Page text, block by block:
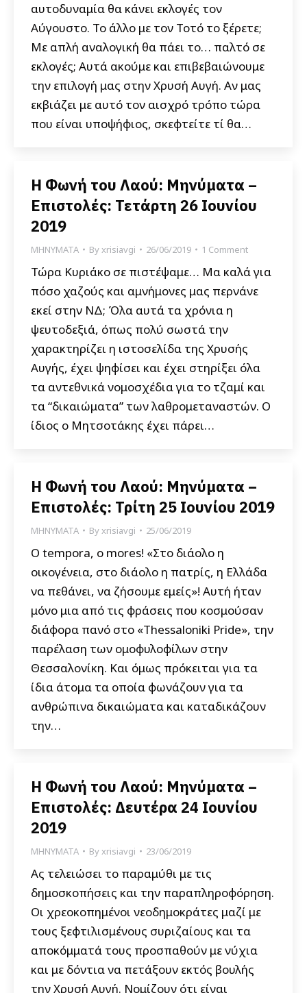
αυτοδυναμία θα κάνει εκλογές τον
Αύγουστο. Το άλλο με τον Τοτό το ξέρετε;
Με απλή αναλογική θα πάει το… παλτό σε
εκλογές; Αυτά ακούμε και επιβεβαιώνουμε
την επιλογή μας στην Χρυσή Αυγή. Αν μας
εκβιάζει με αυτό τον αισχρό τρόπο τώρα
που είναι υποψήφιος, σκεφτείτε τί θα…
Η Φωνή του Λαού: Μηνύματα –
Επιστολές: Τετάρτη 26 Ιουνίου
2019
ΜΗΝΥΜΑΤΑ Byxrisiavgi 26/06/2019 1 Comment
Τώρα Κυριάκο σε πιστέψαμε… Μα καλά για
πόσο χαζούς και αμνήμονες μας περνάνε
εκεί στην ΝΔ; Όλα αυτά τα χρόνια η
ψευτοδεξιά, όπως πολύ σωστά την
χαρακτηρίζει η ιστοσελίδα της Χρυσής
Αυγής, έχει ψηφίσει και έχει στηρίξει όλα
τα αντεθνικά νομοσχέδια για το τζαμί και
τα “δικαιώματα” των λαθρομεταναστών. Ο
ίδιος ο Μητσοτάκης έχει πάρει…
Η Φωνή του Λαού: Μηνύματα –
Επιστολές: Τρίτη 25 Ιουνίου 2019
ΜΗΝΥΜΑΤΑ Byxrisiavgi 25/06/2019
O tempora, o mores! «Στο διάολο η
οικογένεια, στο διάολο η πατρίς, η Ελλάδα
να πεθάνει, να ζήσουμε εμείς»! Αυτή ήταν
μόνο μια από τις φράσεις που κοσμούσαν
διάφορα πανό στο «Thessaloniki Pride», την
παρέλαση των ομοφυλοφίλων στην
Θεσσαλονίκη. Και όμως πρόκειται για τα
ίδια άτομα τα οποία φωνάζουν για τα
ανθρώπινα δικαιώματα και καταδικάζουν
την…
Η Φωνή του Λαού: Μηνύματα –
Επιστολές: Δευτέρα 24 Ιουνίου
2019
ΜΗΝΥΜΑΤΑ Byxrisiavgi 23/06/2019
Ας τελειώσει το παραμύθι με τις
δημοσκοπήσεις και την παραπληροφόρηση.
Οι χρεοκοπημένοι νεοδημοκράτες μαζί με
τους ξεφτιλισμένους συριζαίους και τα
αποκόμματά τους προσπαθούν με νύχια
και με δόντια να πετάξουν εκτός βουλής
την Χρυσή Αυγή. Νομίζουν ότι είναι